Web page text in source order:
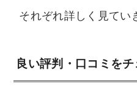
それぞれ詳しく見てい
良い評判・口コミをチ